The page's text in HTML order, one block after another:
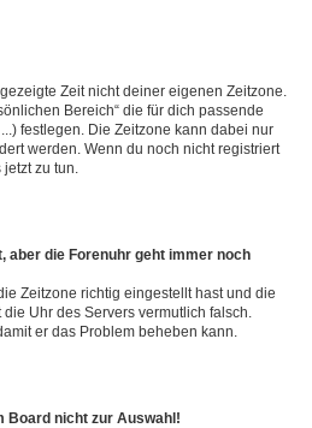
Zeit nicht deiner eigenen Zeitzone.
Bereich“ die für dich passende
festlegen. Die Zeitzone kann dabei nur
werden. Wenn du noch nicht registriert
jetzt zu tun.
aber die Forenuhr geht immer noch
Zeitzone richtig eingestellt hast und die
Uhr des Servers vermutlich falsch.
er das Problem beheben kann.
Board nicht zur Auswahl!